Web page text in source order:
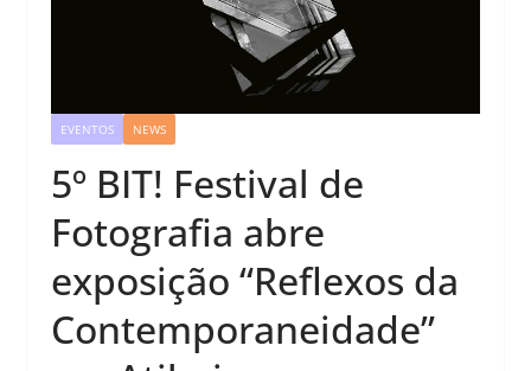
EVENTOS NEWS
5º BIT! Festival de
Fotografia abre
exposição “Reflexos da
Contemporaneidade”